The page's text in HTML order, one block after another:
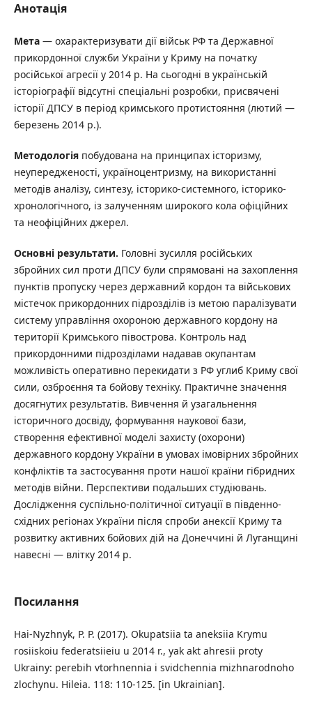
Анотація
Мета— охарактеризувати дії військ РФ та Державної
прикордонної служби України у Криму на початку
російської агресії у 2014 р. На сьогодні в українській
історіографії відсутні спеціальні розробки, присвячені
історії ДПСУ в період кримського протистояння (лютий —
березень 2014 р.).
Методологіяпобудована на принципах історизму,
неупередженості, україноцентризму, на використанні
методів аналізу, синтезу, історико-системного, історико-
хронологічного, із залученням широкого кола офіційних
та неофіційних джерел.
Основні результати. Головні зусилля російських
збройних сил проти ДПСУ були спрямовані на захоплення
пунктів пропуску через державний кордон та військових
містечок прикордонних підрозділів із метою паралізувати
систему управління охороною державного кордону на
території Кримського півострова. Контроль над
прикордонними підрозділами надавав окупантам
можливість оперативно перекидати з РФ углиб Криму свої
сили, озброєння та бойову техніку. Практичне значення
досягнутих результатів. Вивчення й узагальнення
історичного досвіду, формування наукової бази,
створення ефективної моделі захисту (охорони)
державного кордону України в умовах імовірних збройних
конфліктів та застосування проти нашої країни гібридних
методів війни. Перспективи подальших студіювань.
Дослідження суспільно-політичної ситуації в південно-
східних регіонах України після спроби анексії Криму та
розвитку активних бойових дій на Донеччині й Луганщині
навесні — влітку 2014 р.
Посилання
Hai-Nyzhnyk, P. P. (2017). Okupatsiia ta aneksiia Krymu
rosiiskoiu federatsiieiu u 2014 r., yak akt ahresii proty
Ukrainy: perebih vtorhnennia i svidchennia mizhnarodnoho
zlochynu. Hileia. 118: 110-125. [in Ukrainian].